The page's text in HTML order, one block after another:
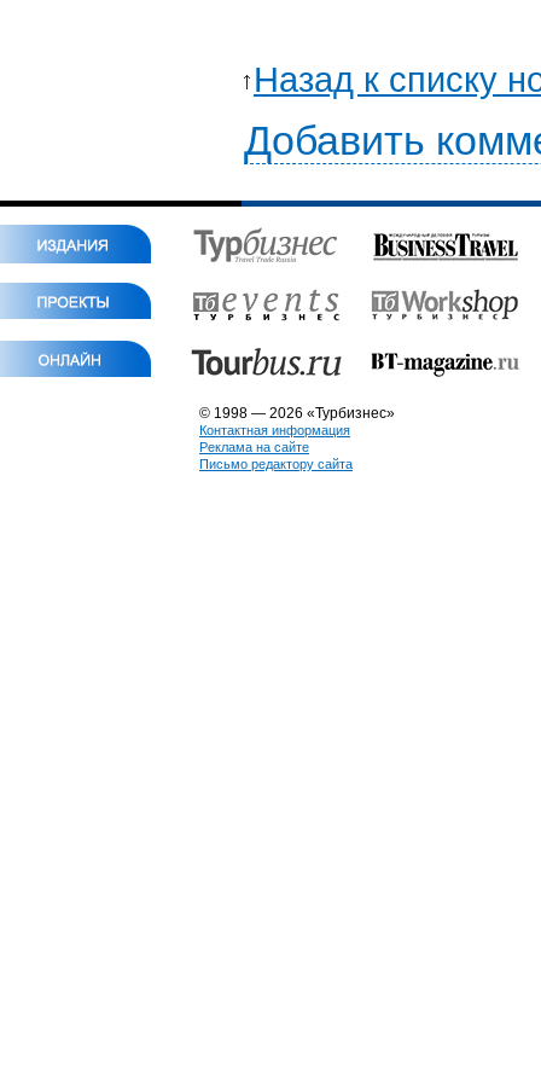
Назад к списку
Добавить
© 1998 — 2026 «Турбизнес»
Контактная информация
Реклама на сайте
Письмо редактору сайта